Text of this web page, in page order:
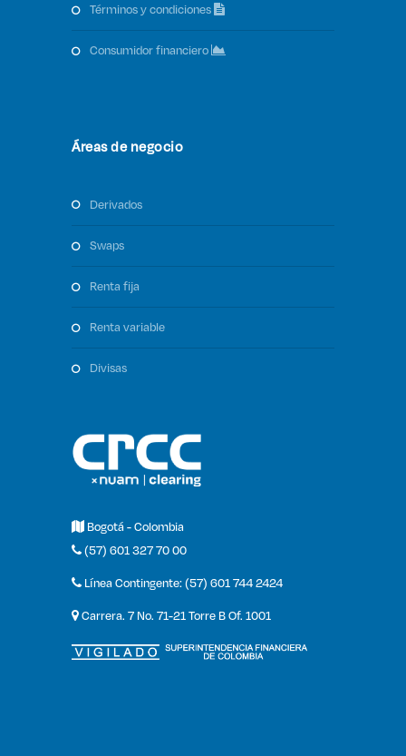
términos y condiciones
consumidor financiero
Áreas de negocio
derivados
swaps
renta fija
renta variable
divisas
Bogotá - Colombia
(57) 601 327 70 00
Línea Contingente: (57) 601 744 2424
Carrera. 7 No. 71-21 Torre B Of. 1001